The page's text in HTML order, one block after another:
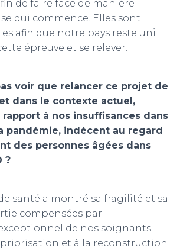
de faire face de manière
qui commence. Elles sont
afin que notre pays reste uni
épreuve et se relever.
voir que relancer ce projet de
dans le contexte actuel,
à nos insuffisances dans
pandémie, indécent au regard
des personnes âgées dans
?
santé a montré sa fragilité et sa
compensées par
de nos soignants.
priorisation et à la reconstruction